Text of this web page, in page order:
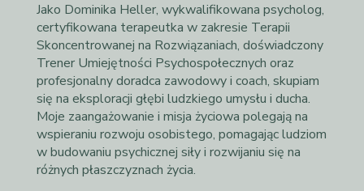
Jako Dominika Heller, wykwalifikowana psycholog,
certyfikowana terapeutka w zakresie Terapii
Skoncentrowanej na Rozwiązaniach, doświadczony
Trener Umiejętności Psychospołecznych oraz
profesjonalny doradca zawodowy i coach, skupiam
się na eksploracji głębi ludzkiego umysłu i ducha.
Moje zaangażowanie i misja życiowa polegają na
wspieraniu rozwoju osobistego, pomagając ludziom
w budowaniu psychicznej siły i rozwijaniu się na
różnych płaszczyznach życia.